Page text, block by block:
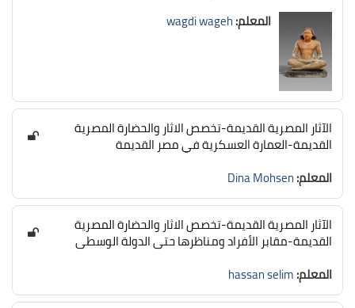
المعلم:wagdi wageh
الآثار المصرية القديمة-تخصص الاثار والحضارة المصرية
القديمة-العمارة العسكرية في مصر القديمة
المعلم:Dina Mohsen
الآثار المصرية القديمة-تخصص الاثار والحضارة المصرية
القديمة-مقابر الأفراد ومناظرها حتى الدولة الوسطى
المعلم:hassan selim